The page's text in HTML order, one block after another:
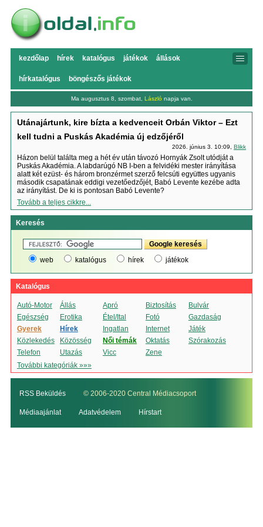
kezdőlap hírek katalógus játékok állások
hírkatalógus böngészős játékok
Ma augusztus 8, szombat, László napja van.
Utánajártunk, kire bízta a kedvenceit Orbán Viktor – Ezt
kell tudni a Puskás Akadémia új edzőjéről
2026. június 3. 10:09,Blikk
Házon belül találta meg a hét év után távozó Hornyák Zsolt utódját a
Puskás Akadémia. A labdarúgó NB I-ben a felvidéki mester irányítása
alatt két ezüst- és három bronzérmet szerző felcsúti együttes ugyanis
második csapatának eddigi vezetőedzőjét, Babó Levente kezébe adta
az irányítást. De ki is pontosan Babó Levente?
Tovább a teljes cikkre...
Keresés
web katalógus hírek játékok
Katalógus
Autó-Motor Állás Apró Biztosítás
Bulvár
Egészség
Erotika Étel/Ital Fotó
Gazdaság
Gyerek
Hírek Ingatlan Internet
Játék
Közlekedés
Közösség Női témák Oktatás
Szórakozás
Telefon
Utazás Vicc
Zene
További kategóriák »»»
RSS Beküldés © 2006-2020 Central Médiacsoport
Médiaajánlat Adatvédelem Hírstart